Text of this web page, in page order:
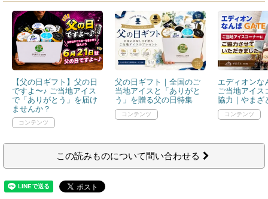
【父の日ギフト】父の日
ですよ〜♪ ご当地アイス
で「ありがとう」を届け
ませんか？
父の日ギフト｜全国のご
当地アイスと「ありがと
う」を贈る父の日特集
エディオンな
ご当地アイス
協力｜やまざ
この読みものについて問い合わせる